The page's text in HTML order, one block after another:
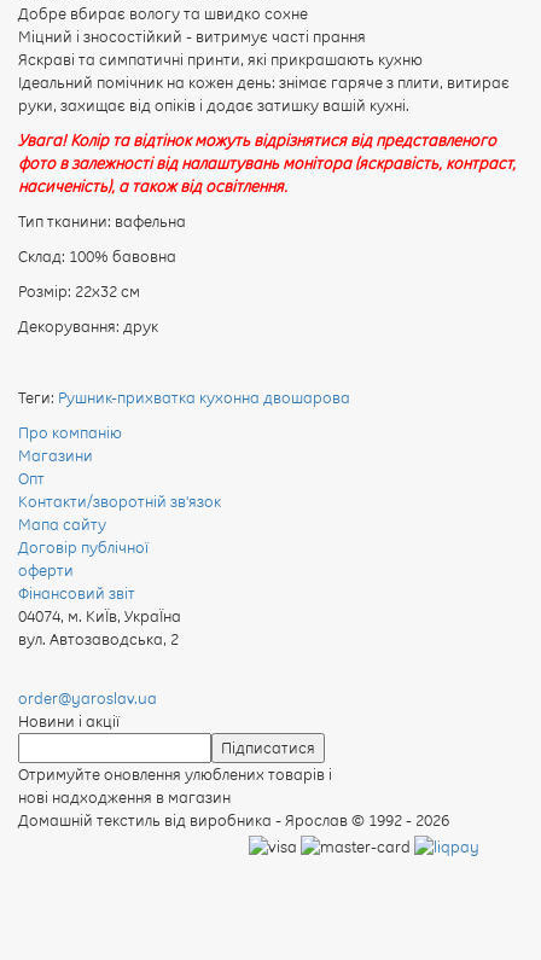
Добре вбирає вологу та швидко сохне
Міцний і зносостійкий - витримує часті прання
Яскраві та симпатичні принти, які прикрашають кухню
Ідеальний помічник на кожен день: знімає гаряче з плити, витирає
руки, захищає від опіків і додає затишку вашій кухні.
Увага! Колір та відтінок можуть відрізнятися від представленого
фото в залежності від налаштувань монітора (яскравість, контраст,
насиченість), а також від освітлення.
Тип тканини: вафельна
Склад: 100% бавовна
Розмір: 22х32 см
Декорування: друк
Теги: Рушник-прихватка кухонна двошарова
Про компанію
Магазини
Опт
Контакти/зворотній зв'язок
Мапа сайту
Договір публічної
оферти
Фінансовий звіт
04074, м. КиЇв, УкраЇна
вул. Автозаводська, 2
order@yaroslav.ua
Новини і акції
Отримуйте оновлення улюблених товарів і
нові надходження в магазин
Домашній текстиль від виробника - Ярослав© 1992 - 2026